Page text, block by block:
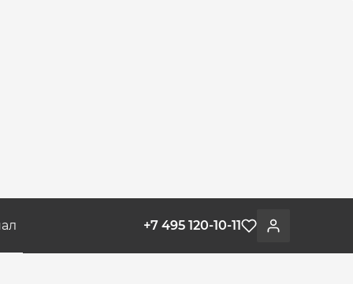
Войти
Избранное
+7 495 120-10-11